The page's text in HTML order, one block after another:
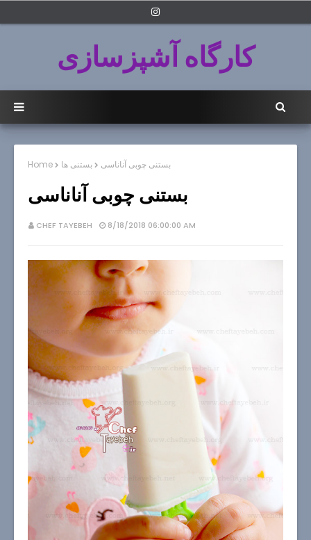
کارگاه آشپزسازی
Home بستنی ها بستنی چوبی آناناسی
بستنی چوبی آناناسی
CHEF TAYEBEH 8/18/2018 06:00:00 AM